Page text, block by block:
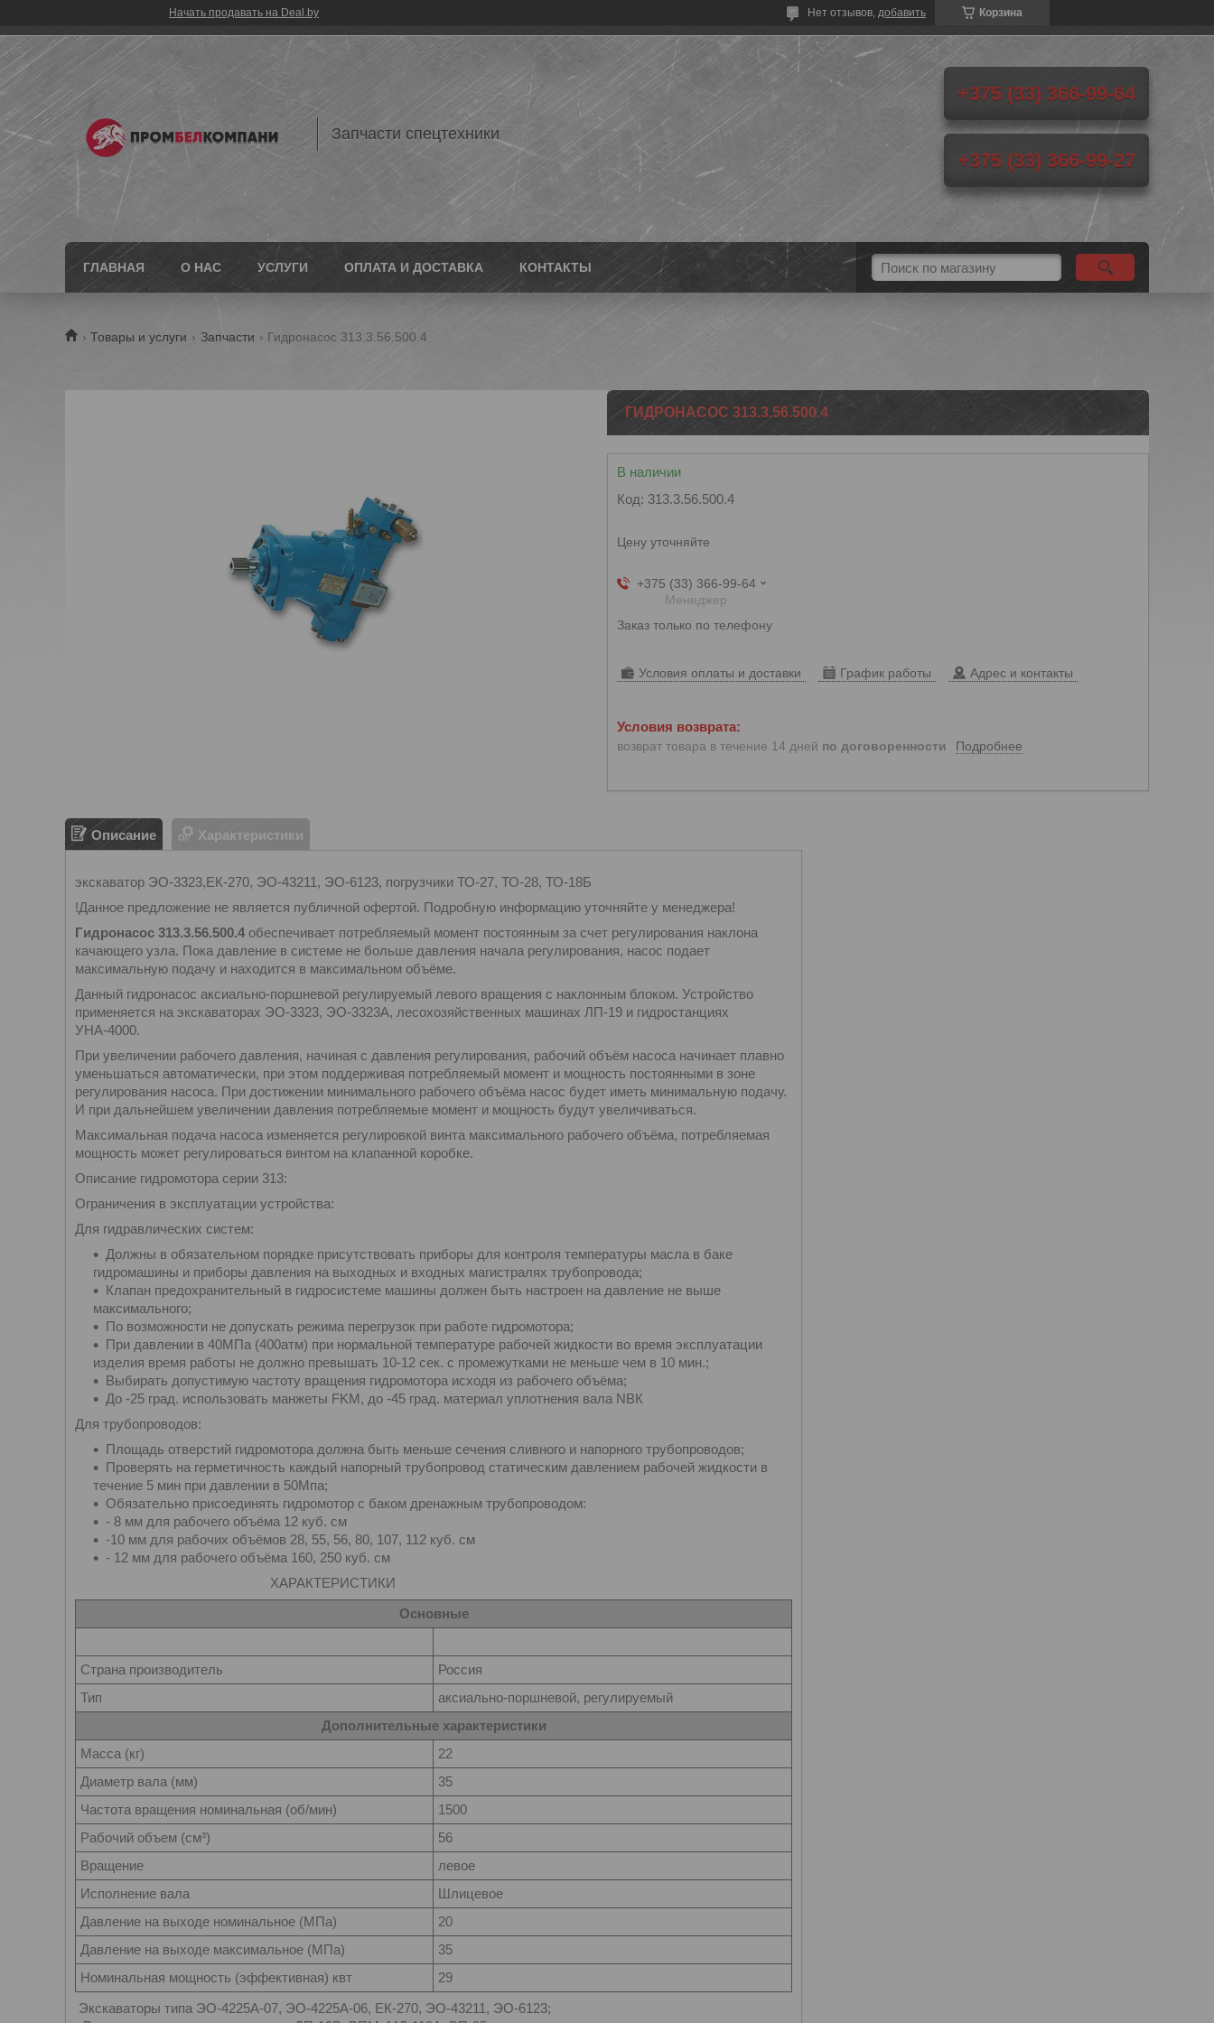
Начать продавать на Deal.by Корзина
Нет отзывов, добавить
Запчасти спецтехники
+375 (33) 366-99-64
+375 (33) 366-99-27
ГЛАВНАЯ О НАС УСЛУГИ ОПЛАТА И ДОСТАВКА КОНТАКТЫ
Товары и услуги Запчасти Гидронасос 313.3.56.500.4
ГИДРОНАСОС 313.3.56.500.4
В наличии
Код: 313.3.56.500.4
Цену уточняйте
+375 (33) 366-99-64
Менеджер
Заказ только по телефону
Условия оплаты и доставки График работы Адрес и контакты
возврат товара в течение 14 дней по договоренности Подробнее
Описание Характеристики
экскаватор ЭО-3323,ЕК-270, ЭО-43211, ЭО-6123, погрузчики ТО-27, ТО-28, ТО-18Б
!Данное предложение не является публичной офертой. Подробную информацию уточняйте у менеджера!
Гидронасос 313.3.56.500.4 обеспечивает потребляемый момент постоянным за счет регулирования наклона
качающего узла. Пока давление в системе не больше давления начала регулирования, насос подает
максимальную подачу и находится в максимальном объёме.
Данный гидронасос аксиально-поршневой регулируемый левого вращения с наклонным блоком. Устройство
применяется на экскаваторах ЭО-3323, ЭО-3323А, лесохозяйственных машинах ЛП-19 и гидростанциях
УНА-4000.
При увеличении рабочего давления, начиная с давления регулирования, рабочий объём насоса начинает плавно
уменьшаться автоматически, при этом поддерживая потребляемый момент и мощность постоянными в зоне
регулирования насоса. При достижении минимального рабочего объёма насос будет иметь минимальную подачу.
И при дальнейшем увеличении давления потребляемые момент и мощность будут увеличиваться.
Максимальная подача насоса изменяется регулировкой винта максимального рабочего объёма, потребляемая
мощность может регулироваться винтом на клапанной коробке.
Описание гидромотора серии 313:
Ограничения в эксплуатации устройства:
Для гидравлических систем:
Должны в обязательном порядке присутствовать приборы для контроля температуры масла в баке
гидромашины и приборы давления на выходных и входных магистралях трубопровода;
Клапан предохранительный в гидросистеме машины должен быть настроен на давление не выше
максимального;
По возможности не допускать режима перегрузок при работе гидромотора;
При давлении в 40МПа (400атм) при нормальной температуре рабочей жидкости во время эксплуатации
изделия время работы не должно превышать 10-12 сек. с промежутками не меньше чем в 10 мин.;
Выбирать допустимую частоту вращения гидромотора исходя из рабочего объёма;
До -25 град. использовать манжеты FKM, до -45 град. материал уплотнения вала NBК
Для трубопроводов:
Площадь отверстий гидромотора должна быть меньше сечения сливного и напорного трубопроводов;
Проверять на герметичность каждый напорный трубопровод статическим давлением рабочей жидкости в
течение 5 мин при давлении в 50Мпа;
Обязательно присоединять гидромотор с баком дренажным трубопроводом:
- 8 мм для рабочего объёма 12 куб. см
-10 мм для рабочих объёмов 28, 55, 56, 80, 107, 112 куб. см
- 12 мм для рабочего объёма 160, 250 куб. см
ХАРАКТЕРИСТИКИ
Основные
Страна производитель
Россия
Тип
аксиально-поршневой, регулируемый
Дополнительные характеристики
Масса (кг)
22
Диаметр вала (мм)
35
Частота вращения номинальная (об/мин)
1500
Рабочий объем (см³)
56
Вращение
левое
Исполнение вала
Шлицевое
Давление на выходе номинальное (МПа)
20
Давление на выходе максимальное (МПа)
35
Номинальная мощность (эффективная) квт
29
Экскаваторы типа ЭО-4225А-07, ЭО-4225А-06, ЕК-270, ЭО-43211, ЭО-6123;